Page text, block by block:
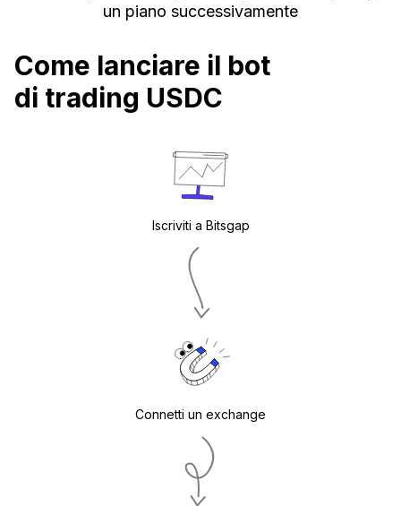
un piano successivamente
Come lanciare il bot
di trading USDС
Iscriviti a Bitsgap
Connetti un exchange